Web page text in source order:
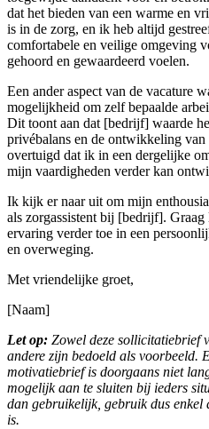
dat het bieden van een warme en
is in de zorg, en ik heb altijd
comfortabele en veilige omgeving
gehoord en gewaardeerd voelen.
Een ander aspect van de vacature
mogelijkheid om zelf bepaalde
Dit toont aan dat [bedrijf] waarde
privébalans en de ontwikkeling
overtuigd dat ik in een dergelijke
mijn vaardigheden verder kan
Ik kijk er naar uit om mijn
als zorgassistent bij [bedrijf].
ervaring verder toe in een
en overweging.
Met vriendelijke groet,
[Naam]
Let op: Zowel deze sollicitatiebrief
andere zijn bedoeld als voorbeeld.
motivatiebrief is doorgaans niet
mogelijk aan te sluiten bij ieders
dan gebruikelijk, gebruik dus
is.